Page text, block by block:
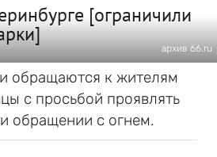
[ограничили
архив 66.ru
обращаются к жителям
с просьбой проявлять
обращении с огнем.